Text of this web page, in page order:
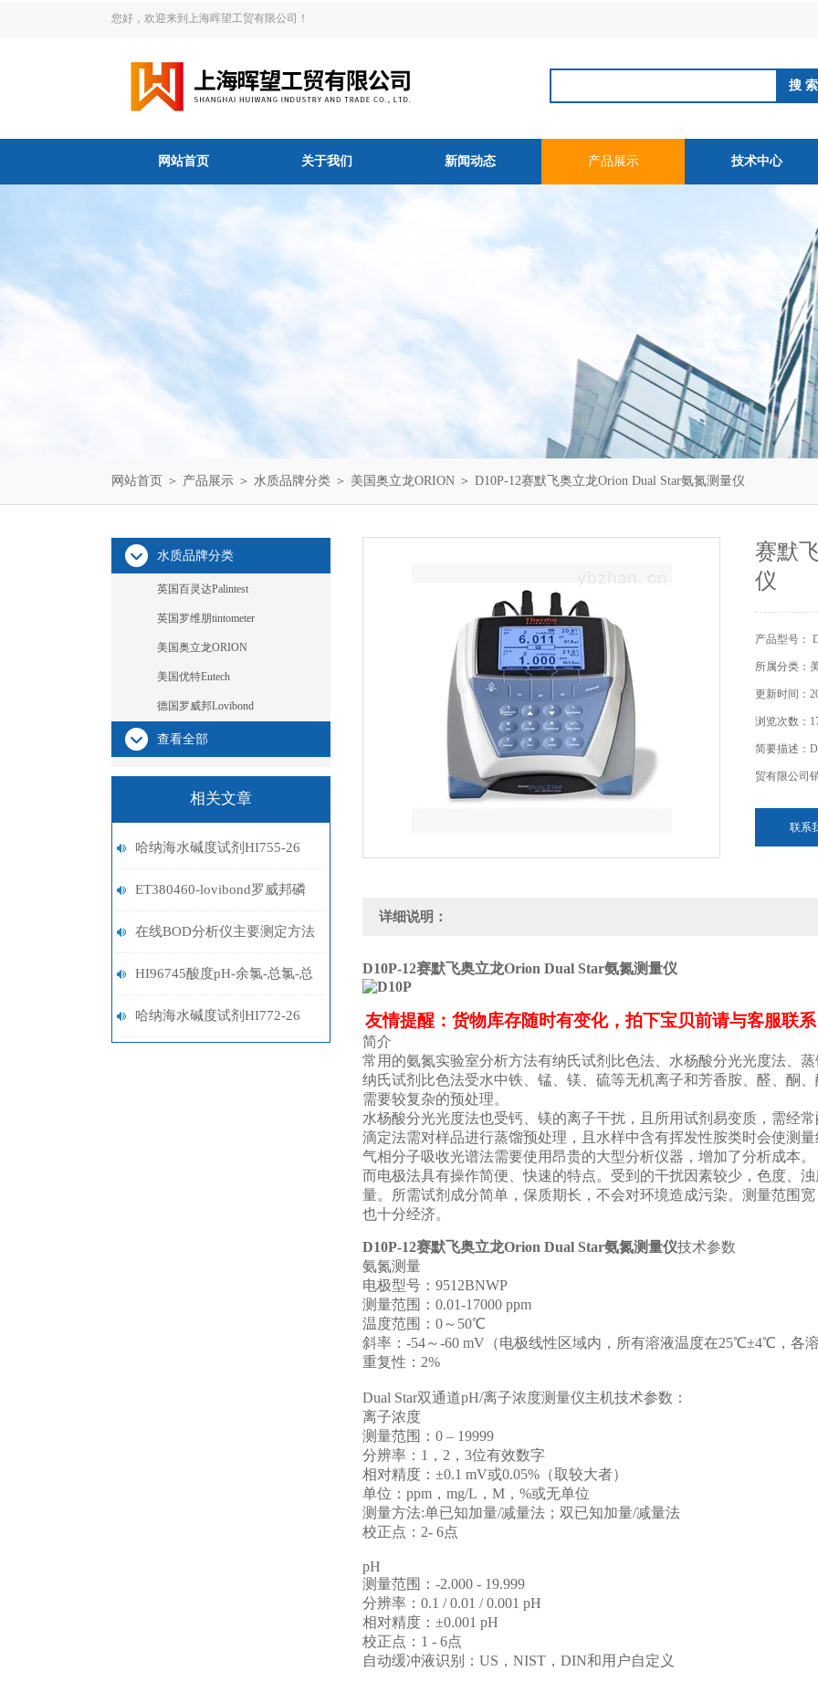
您好，欢迎来到上海晖望工贸有限公司！
网站首页 关于我们 新闻动态 产品展示 技术中心
网站首页 ＞ 产品展示 ＞ 水质品牌分类 ＞ 美国奥立龙ORION ＞ D10P-12赛默飞奥立龙Orion Dual Star氨氮测量仪
水质品牌分类
英国百灵达Palintest
英国罗维朋tintometer
美国奥立龙ORION
美国优特Eutech
德国罗威邦Lovibond
查看全部
相关文章
哈纳海水碱度试剂HI755-26
ET380460-lovibond罗威邦磷
酸盐试剂
在线BOD分析仪主要测定方法
HI96745酸度pH-余氯-总氯-总
硬度-铁选型指南
哈纳海水碱度试剂HI772-26
赛默
仪
产品型号：
所属分类：
更新时间：
浏览次数：
简要描述：
贸有限公司
联系
详细说明：
D10P-12赛默飞奥立龙Orion Dual Star氨氮测量仪
友情提醒：货物库存随时有变化，拍下宝贝前请与客服联
简介
常用的氨氮实验室分析方法有纳氏试剂比色法、水杨酸分光光度法、
纳氏试剂比色法受水中铁、锰、镁、硫等无机离子和芳香胺、醛、酮
需要较复杂的预处理。
水杨酸分光光度法也受钙、镁的离子干扰，且所用试剂易变质，需经
滴定法需对样品进行蒸馏预处理，且水样中含有挥发性胺类时会使测
气相分子吸收光谱法需要使用昂贵的大型分析仪器，增加了分析成本。
而电极法具有操作简便、快速的特点。受到的干扰因素较少，色度、
量。所需试剂成分简单，保质期长，不会对环境造成污染。测量范围
也十分经济。
D10P-12赛默飞奥立龙Orion Dual Star氨氮测量仪技术参数
氨氮测量
电极型号： 9512BNWP
测量范围： 0.01-17000 ppm
温度范围： 0～ 50℃
斜率： -54～-60 mV （电极线性区域内，所有溶液温度在25℃±4℃ ，各
重复性： 2%
Dual Star双通道pH/离子浓度测量仪主机技术参数：
离子浓度
测量范围： 0 – 19999
分辨率： 1 ， 2 ， 3位有效数字
相对精度： ±0.1 mV或0.05% （取较大者）
单位： ppm ， mg/L ， M ， %或无单位
测量方法:单已知加量/减量法；双已知加量/减量法
校正点： 2- 6点
pH
测量范围： -2.000 - 19.999
分辨率： 0.1 / 0.01 / 0.001 pH
相对精度： ±0.001 pH
校正点： 1 - 6点
自动缓冲液识别： US ， NIST ， DIN和用户自定义